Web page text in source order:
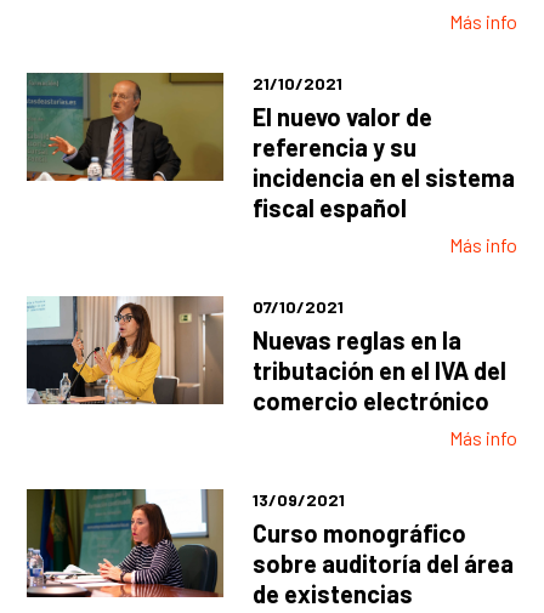
Más info
21/10/2021
El nuevo valor de
referencia y su
incidencia en el sistema
fiscal español
Más info
07/10/2021
Nuevas reglas en la
tributación en el IVA del
comercio electrónico
Más info
13/09/2021
Curso monográfico
sobre auditoría del área
de existencias